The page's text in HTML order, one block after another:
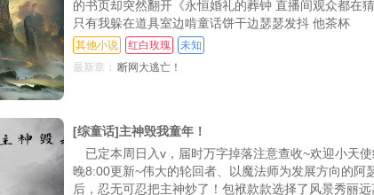
第40章 城市守卫战（六） 第41章 城市守卫战（七）
第43章 城市守卫战（九）
第46章 虫之王（三）
第49章 虫之王（六）
第52章 虫之王（九） 第53章 虫之王（十）
第55章 50000积分 第56章 虚假的伟岸
的书页却突然翻开《永恒婚礼的葬钟 直播间观众都在
只有我躲在道具室边啃童话饼干边瑟瑟发抖 他茶杯
其他小说 红白玫瑰
未知
最新章： 断网大逃亡！
[综童话]主神毁我童年！
已定本周日入v，届时万字掉落注意查收~欢迎小天
晚8:00更新~伟大的轮回者、以魔法师为发展方向的阿
后，忍无可忍把主神炒了！包袱款款选择了风景秀丽